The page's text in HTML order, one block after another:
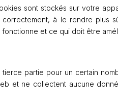
sont stockés sur votre
à le rendre plus
et ce qui doit être
partie pour un certain
et ne collectent aucune